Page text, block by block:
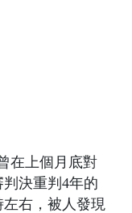
在上個月底對
決重判4年的
右，被人發現